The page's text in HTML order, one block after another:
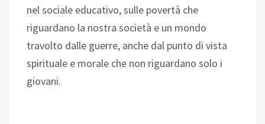
nel sociale educativo, sulle povertà che
riguardano la nostra società e un mondo
travolto dalle guerre, anche dal punto di vista
spirituale e morale che non riguardano solo i
giovani.